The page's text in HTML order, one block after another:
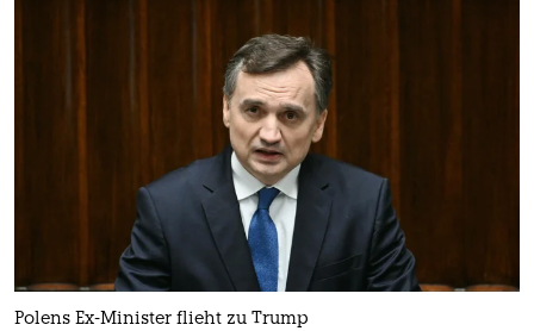
Polens Ex-Minister flieht zu Trump